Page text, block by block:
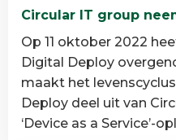
Circular IT group
Op 11 oktober 2022
Digital Deploy
maakt het
Deploy deel uit van
‘Device as a Service’-